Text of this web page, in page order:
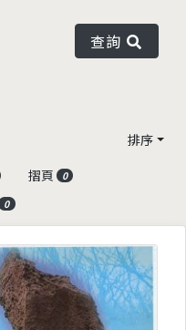
查詢
排序
摺頁 0
0